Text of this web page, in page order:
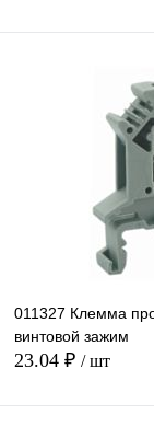
011327 Клемма
винтовой зажим
23.04 ₽ / шт